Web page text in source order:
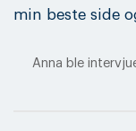
min beste side
Anna ble